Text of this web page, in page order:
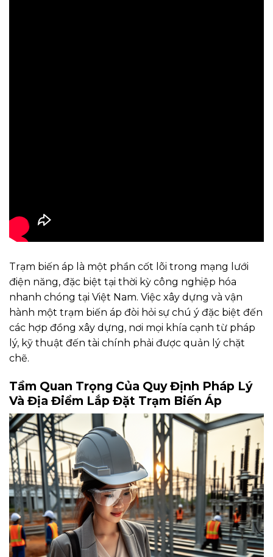
Trạm biến áp là một phần cốt lõi trong mạng lưới
điện năng, đặc biệt tại thời kỳ công nghiệp hóa
nhanh chóng tại Việt Nam. Việc xây dựng và vận
hành một trạm biến áp đòi hỏi sự chú ý đặc biệt đến
các hợp đồng xây dựng, nơi mọi khía cạnh từ pháp
lý, kỹ thuật đến tài chính phải được quản lý chặt
chẽ.
Tầm Quan Trọng Của Quy Định Pháp Lý
Và Địa Điểm Lắp Đặt Trạm Biến Áp